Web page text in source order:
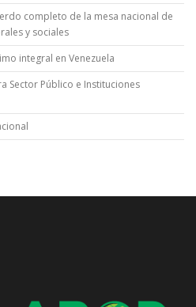
completo de la mesa nacional de
y sociales
integral en Venezuela
Sector Público e Instituciones